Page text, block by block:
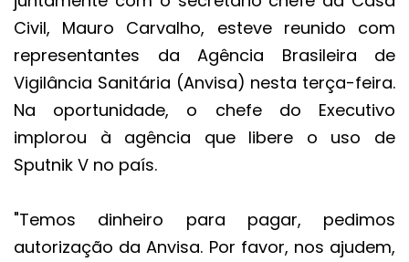
Civil, Mauro Carvalho, esteve reunido com
representantes da Agência Brasileira de
Vigilância Sanitária (Anvisa) nesta terça-feira.
Na oportunidade, o chefe do Executivo
implorou à agência que libere o uso de
Sputnik V no país.
"Temos dinheiro para pagar, pedimos
autorização da Anvisa. Por favor, nos ajudem,